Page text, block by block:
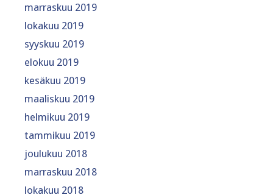
marraskuu 2019
lokakuu 2019
syyskuu 2019
elokuu 2019
kesäkuu 2019
maaliskuu 2019
helmikuu 2019
tammikuu 2019
joulukuu 2018
marraskuu 2018
lokakuu 2018